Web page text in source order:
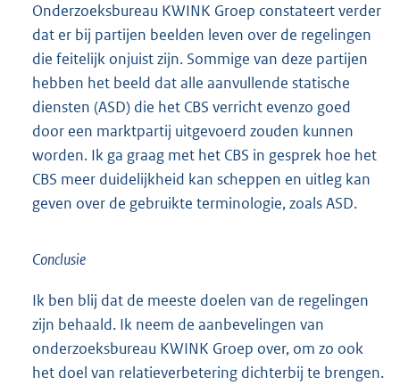
Onderzoeksbureau KWINK Groep constateert verder
dat er bij partijen beelden leven over de regelingen
die feitelijk onjuist zijn. Sommige van deze partijen
hebben het beeld dat alle aanvullende statische
diensten (ASD) die het CBS verricht evenzo goed
door een marktpartij uitgevoerd zouden kunnen
worden. Ik ga graag met het CBS in gesprek hoe het
CBS meer duidelijkheid kan scheppen en uitleg kan
geven over de gebruikte terminologie, zoals ASD.
Conclusie
Ik ben blij dat de meeste doelen van de regelingen
zijn behaald. Ik neem de aanbevelingen van
onderzoeksbureau KWINK Groep over, om zo ook
het doel van relatieverbetering dichterbij te brengen.